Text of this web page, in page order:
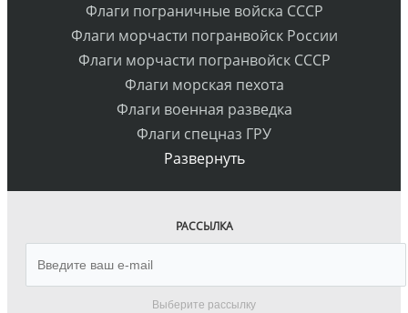
Флаги пограничные войска СССР
Флаги морчасти погранвойск России
Флаги морчасти погранвойск СССР
Флаги морская пехота
Флаги военная разведка
Флаги спецназ ГРУ
Развернуть
РАССЫЛКА
Выберите рассылку